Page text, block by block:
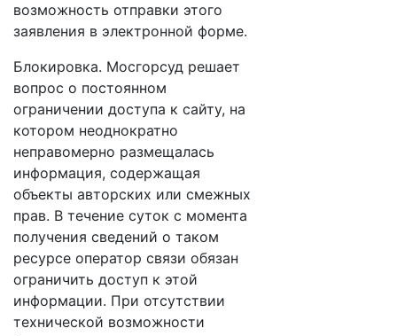
возможность отправки этого
заявления в электронной форме.
Блокировка. Мосгорсуд решает
вопрос о постоянном
ограничении доступа к сайту, на
котором неоднократно
неправомерно размещалась
информация, содержащая
объекты авторских или смежных
прав. В течение суток с момента
получения сведений о таком
ресурсе оператор связи обязан
ограничить доступ к этой
информации. При отсутствии
технической возможности